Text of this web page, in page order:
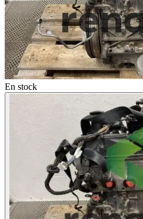
En stock